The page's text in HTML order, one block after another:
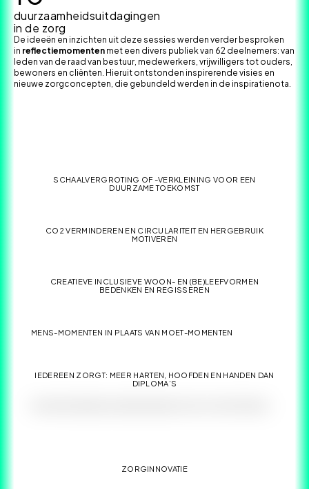
duurzaamheidsuitdagingen
in de zorg
De ideeën en inzichten uit deze sessies werden verder besproken
in reflectiemomenten met een divers publiek van 62 deelnemers: van
leden van de raad van bestuur, medewerkers, vrijwilligers tot ouders,
bewoners en cliënten. Hieruit ontstonden inspirerende visies en
nieuwe zorgconcepten, die gebundeld werden in de inspiratienota.
SCHAALVERGROTING OF -VERKLEINING VOOR EEN
DUURZAME TOEKOMST
CO2 VERMINDEREN EN CIRCULARITEIT EN HERGEBRUIK
MOTIVEREN
CREATIEVE INCLUSIEVE WOON- EN (BE)LEEFVORMEN
BEDENKEN EN REGISSEREN
MENS-MOMENTEN IN PLAATS VAN MOET-MOMENTEN
IEDEREEN ZORGT: MEER HARTEN, HOOFDEN EN HANDEN DAN
DIPLOMA’S
ZORGINNOVATIE